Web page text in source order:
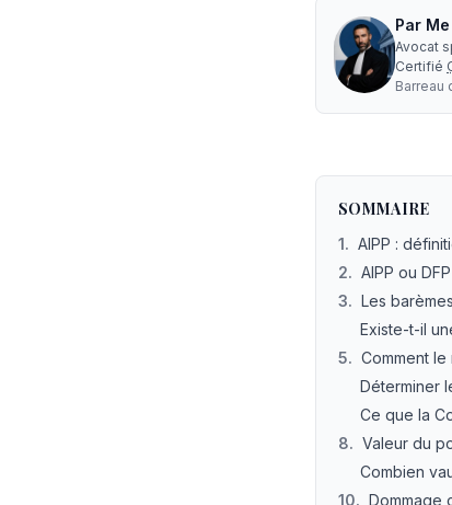
Par Me
Avocat
Certifié
Barreau
SOMMAIRE
1. AIPP :
2. AIPP ou
3. Les
Existe-t-il
5. Comment
Déterminer
Ce que la
8. Valeur du
Combien
10. Dommage